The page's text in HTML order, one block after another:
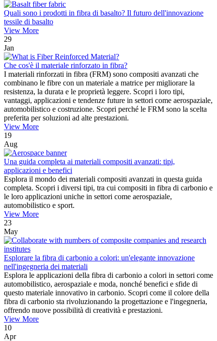
Quali sono i prodotti in fibra di basalto? Il futuro dell'innovazione
tessile di basalto
View More
29
Jan
Che cos'è il materiale rinforzato in fibra?
I materiali rinforzati in fibra (FRM) sono compositi avanzati che
combinano le fibre con un materiale a matrice per migliorare la
resistenza, la durata e le proprietà leggere. Scopri i loro tipi,
vantaggi, applicazioni e tendenze future in settori come aerospaziale,
automobilistico e costruzione. Scopri perché le FRM sono la scelta
preferita per soluzioni ad alte prestazioni.
View More
19
Aug
Una guida completa ai materiali compositi avanzati: tipi,
applicazioni e benefici
Esplora il mondo dei materiali compositi avanzati in questa guida
completa. Scopri i diversi tipi, tra cui compositi in fibra di carbonio e
le loro applicazioni uniche in settori come aerospaziale,
automobilistico e sport.
View More
23
May
Esplorare la fibra di carbonio a colori: un'elegante innovazione
nell'ingegneria dei materiali
Esplora le applicazioni della fibra di carbonio a colori in settori come
automobilistico, aerospaziale e moda, nonché benefici e sfide di
questo materiale innovativo in carbonio. Scopri come il colore della
fibra di carbonio sta rivoluzionando la progettazione e l'ingegneria,
offrendo nuove possibilità di creatività e prestazioni.
View More
10
Apr